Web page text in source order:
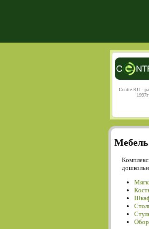
Centre.RU -
1997г
Мебель